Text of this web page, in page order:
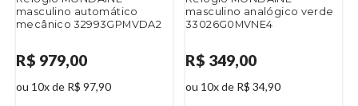
masculino automático
mecânico 32993GPMVDA2
R$ 979,00
ou 10x de R$ 97,90
masculino analógico verde
33026G0MVNE4
R$ 349,00
ou 10x de R$ 34,90